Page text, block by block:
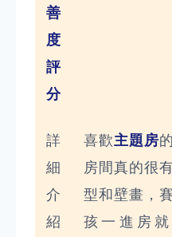
善
度
評
分
詳
細
介
紹
喜歡主題房
房間真的很
型和壁畫，
孩一進房